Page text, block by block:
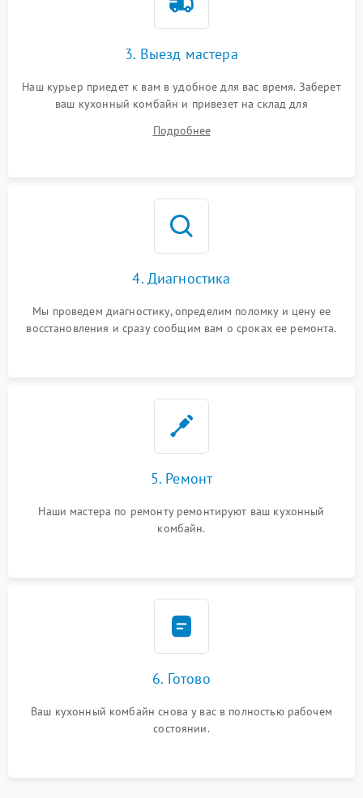
3. Выезд мастера
Наш курьер приедет к вам в удобное для вас время. Заберет
ваш кухонный комбайн и привезет на склад для
Подробнее
4. Диагностика
Мы проведем диагностику, определим поломку и цену ее
восстановления и сразу сообщим вам о сроках ее ремонта.
5. Ремонт
Наши мастера по ремонту ремонтируют ваш кухонный
комбайн.
6. Готово
Ваш кухонный комбайн снова у вас в полностью рабочем
состоянии.